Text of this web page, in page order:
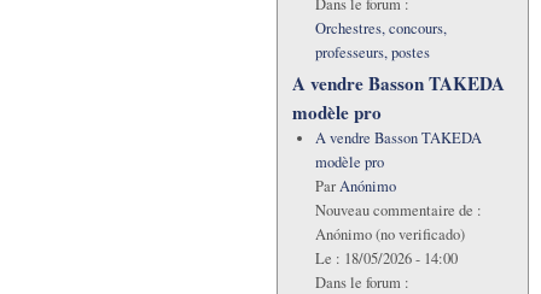
Orchestres, concours,
professeurs, postes
A vendre Basson TAKEDA
modèle pro
A vendre Basson TAKEDA
modèle pro
ParAnónimo
Nouveau commentaire de :
Anónimo (no verificado)
Le : 18/05/2026 - 14:00
Dans le forum :